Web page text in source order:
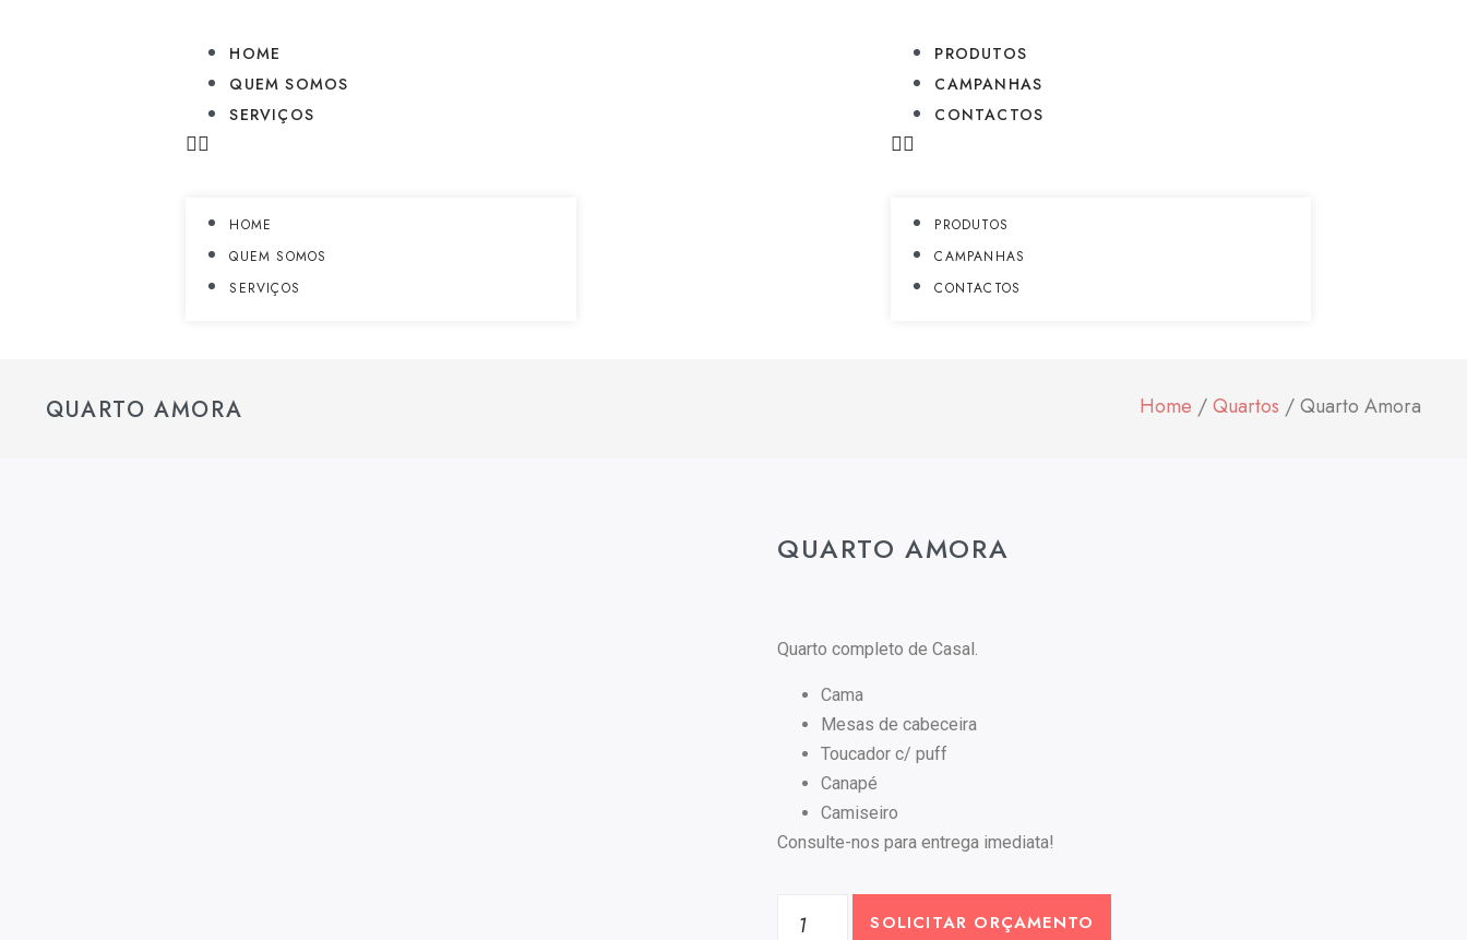
HOME
QUEM SOMOS
SERVIÇOS
HOME
QUEM SOMOS
SERVIÇOS
PRODUTOS
CAMPANHAS
CONTACTOS
PRODUTOS
CAMPANHAS
CONTACTOS
QUARTO AMORA Home /Quartos / Quarto Amora
QUARTO AMORA
Quarto completo de Casal.
Cama
Mesas de cabeceira
Toucador c/ puff
Canapé
Camiseiro
Consulte-nos para entrega imediata!
SOLICITAR ORÇAMENTO